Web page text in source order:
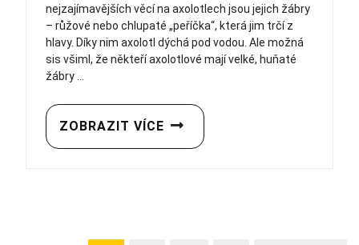
nejzajímavějších věcí na axolotlech jsou jejich žábry
– růžové nebo chlupaté „peříčka“, která jim trčí z
hlavy. Díky nim axolotl dýchá pod vodou. Ale možná
sis všiml, že někteří axolotlové mají velké, huňaté
žábry ...
ZOBRAZIT VÍCE